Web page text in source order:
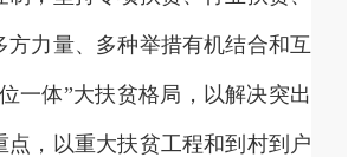
方力量、多种举措有机结合和互
一体”大扶贫格局，以解决突出
点，以重大扶贫工程和到村到户